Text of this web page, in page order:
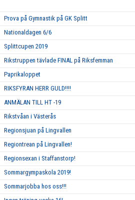
Prova på Gymnastik på GK Splitt
Nationaldagen 6/6
Splittcupen 2019
Rikstruppen tävlade FINAL på Riksfemman
Paprikaloppet
RIKSFYRAN HERR GULD!!!!
ANMÄLAN TILL HT -19
Rikstvåan i Västerås
Regionsjuan på Lingvallen
Regiontrean på Lingvallen!
Regionsexan i Staffanstorp!
Sommargympaskola 2019!
Sommarjobba hos oss!!!